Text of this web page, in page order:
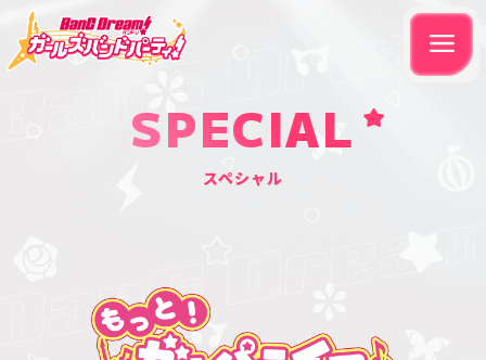
SPECIAL
スペシャル